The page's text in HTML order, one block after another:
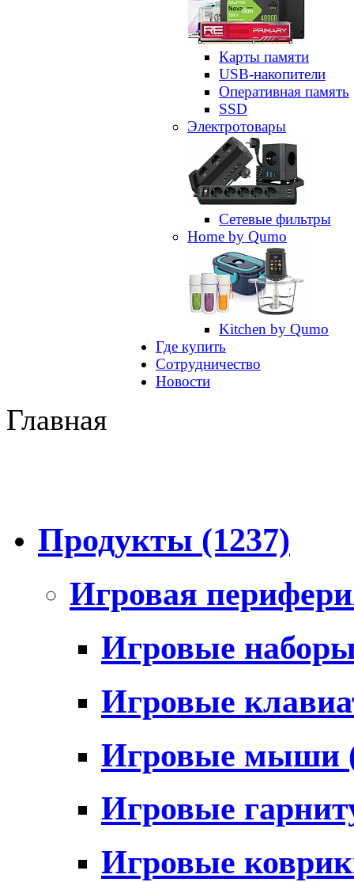
Карты памяти
USB-накопители
Оперативная память
SSD
Электротовары
Сетевые фильтры
Home by Qumo
Kitchen by Qumo
Где купить
Сотрудничество
Новости
Главная
Продукты (1237)
Игровая
Игровые
Игровые
Игровые мыши
Игровые
Игровые